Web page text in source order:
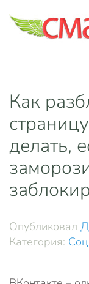
Skip to main
Как
делать,
Опубликовал
Категория: